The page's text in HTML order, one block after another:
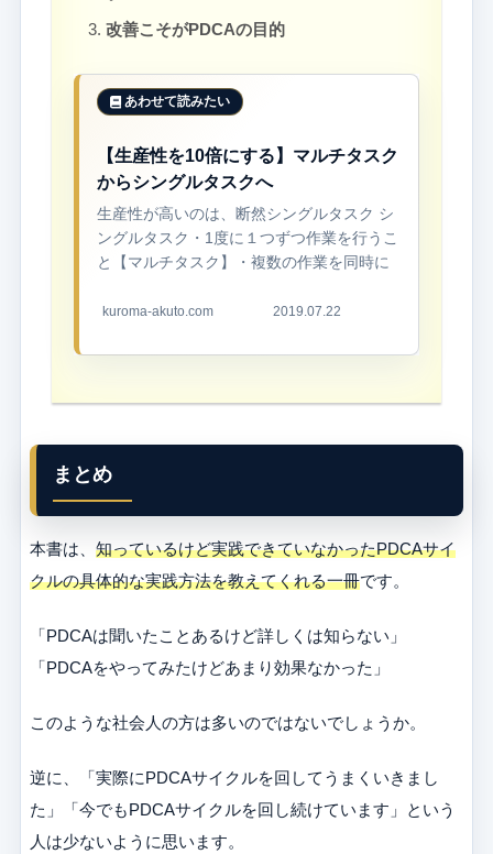
改善こそがPDCAの目的
【生産性を10倍にする】マルチタスク
からシングルタスクへ
生産性が高いのは、断然シングルタスク シ
ングルタスク・1度に１つずつ作業を行うこ
と【マルチタスク】・複数の作業を同時に
どちらも聞いたことがあると思います。
kuroma-akuto.com 2019.07.22
まとめ
本書は、 知っているけど実践できていなかったPDCAサイ
クルの具体的な実践方法を教えてくれる一冊です。
「PDCAは聞いたことあるけど詳しくは知らない」
「PDCAをやってみたけどあまり効果なかった」
このような社会人の方は多いのではないでしょうか。
逆に、「実際にPDCAサイクルを回してうまくいきまし
た」「今でもPDCAサイクルを回し続けています」という
人は少ないように思います。